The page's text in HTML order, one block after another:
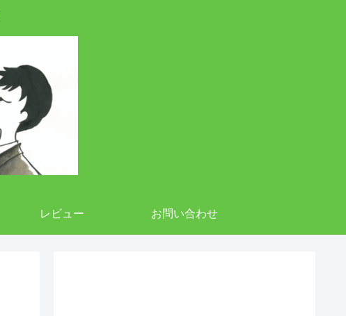
レビュー お問い合わせ